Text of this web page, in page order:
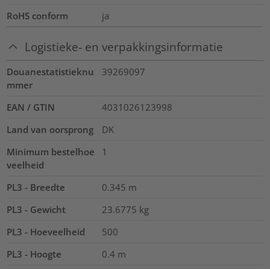
RoHS conform ja
Logistieke- en verpakkingsinformatie
Douanestatistieknu
mmer
39269097
EAN / GTIN
4031026123998
Land van oorsprong
DK
Minimum bestelhoe
veelheid
1
PL3 - Breedte 0.345 m
PL3 - Gewicht
23.6775 kg
PL3 - Hoeveelheid
500
PL3 - Hoogte
0.4 m